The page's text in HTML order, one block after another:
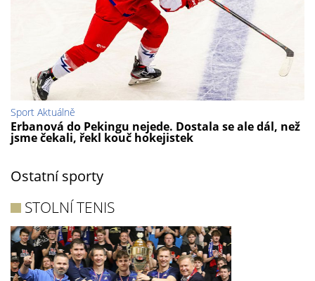
Sport Aktuálně
Erbanová do Pekingu nejede. Dostala se ale dál, než
jsme čekali, řekl kouč hokejistek
Ostatní sporty
STOLNÍ TENIS